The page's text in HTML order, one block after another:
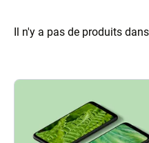
Il n'y a pas de produits